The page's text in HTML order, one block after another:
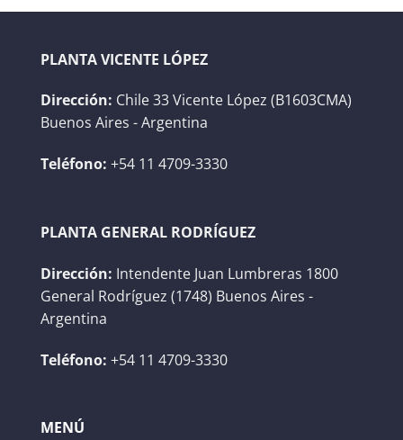
PLANTA VICENTE LÓPEZ
Dirección: Chile 33 Vicente López (B1603CMA)
Buenos Aires - Argentina
Teléfono: +54 11 4709-3330
PLANTA GENERAL RODRÍGUEZ
Dirección: Intendente Juan Lumbreras 1800
General Rodríguez (1748) Buenos Aires -
Argentina
Teléfono: +54 11 4709-3330
MENÚ